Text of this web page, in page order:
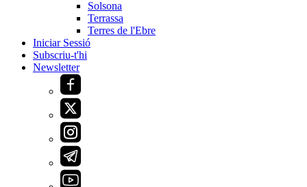
Solsona
Terrassa
Terres de l'Ebre
Iniciar Sessió
Subscriu-t'hi
Newsletter